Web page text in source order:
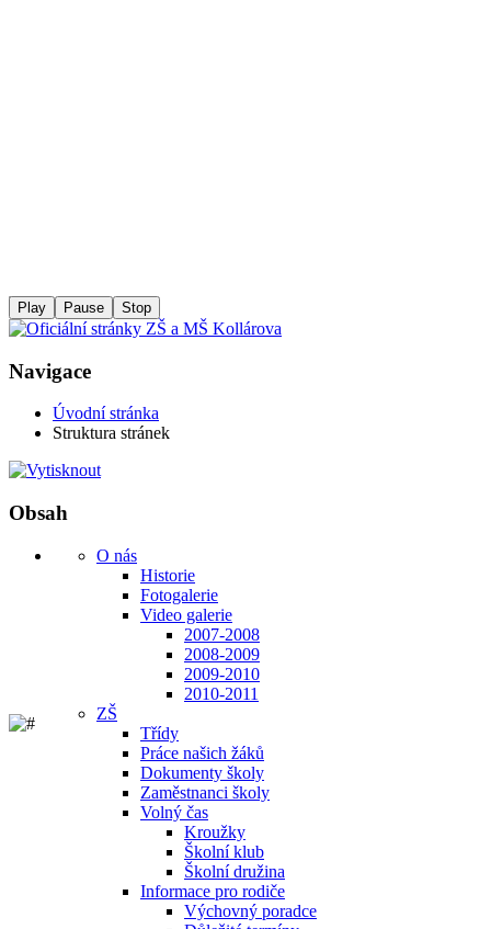
Play Pause Stop
Navigace
Úvodní stránka
Struktura stránek
Obsah
O nás
Historie
Fotogalerie
Video galerie
2007-2008
2008-2009
2009-2010
2010-2011
ZŠ
Třídy
Práce našich žáků
Dokumenty školy
Zaměstnanci školy
Volný čas
Kroužky
Školní klub
Školní družina
Informace pro rodiče
Výchovný poradce